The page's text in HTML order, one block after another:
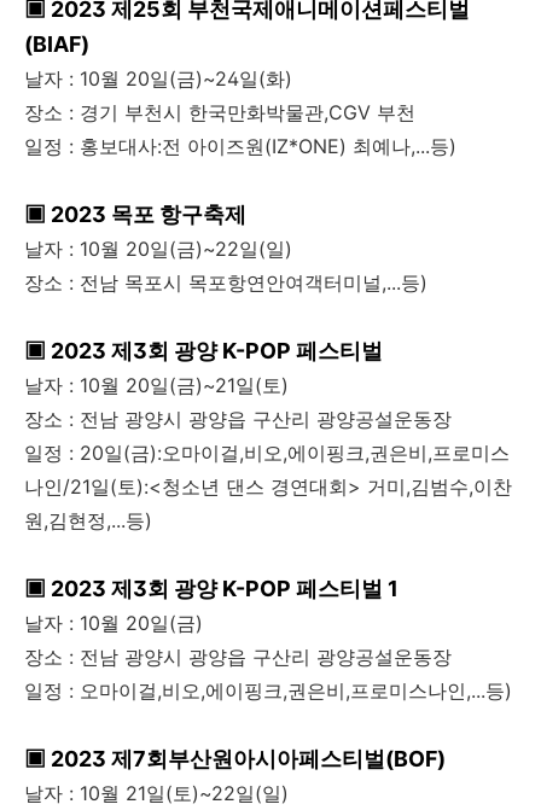
▣ 2023 제25회 부천국제애니메이션페스티벌
(BIAF)
날자 : 10월 20일(금)~24일(화)
장소 : 경기 부천시 한국만화박물관,CGV 부천
일정 : 홍보대사:전 아이즈원(IZ*ONE) 최예나,...등)
▣ 2023 목포 항구축제
날자 : 10월 20일(금)~22일(일)
장소 : 전남 목포시 목포항연안여객터미널,...등)
▣ 2023 제3회 광양 K-POP 페스티벌
날자 : 10월 20일(금)~21일(토)
장소 : 전남 광양시 광양읍 구산리 광양공설운동장
일정 : 20일(금):오마이걸,비오,에이핑크,권은비,프로미스
나인/21일(토):<청소년 댄스 경연대회> 거미,김범수,이찬
원,김현정,...등)
▣ 2023 제3회 광양 K-POP 페스티벌 1
날자 : 10월 20일(금)
장소 : 전남 광양시 광양읍 구산리 광양공설운동장
일정 : 오마이걸,비오,에이핑크,권은비,프로미스나인,...등)
▣ 2023 제7회부산원아시아페스티벌(BOF)
날자 : 10월 21일(토)~22일(일)